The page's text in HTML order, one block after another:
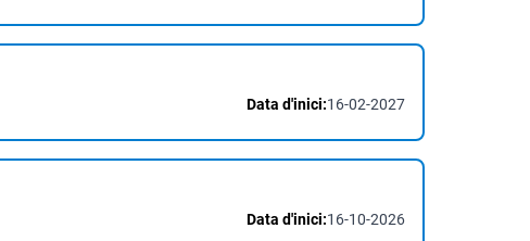
Data d'inici:16-02-2027
Data d'inici:16-10-2026